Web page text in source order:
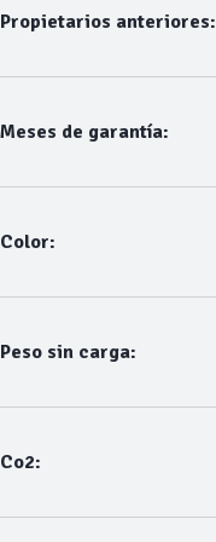
Propietarios anteriores:
Meses de garantía:
Color:
Peso sin carga:
Co2: